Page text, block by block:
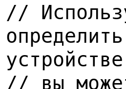
//
// вы